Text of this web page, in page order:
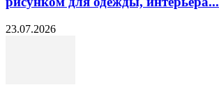
23.07.2026